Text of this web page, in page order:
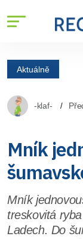
Aktuálně
-klaf-
Mník
Mník
treskovitá
Ladech. Do